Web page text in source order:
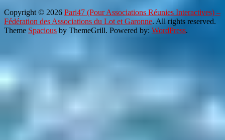
Copyright © 2026 Pari47 (Pour Associations Réunies Interactives) –
Fédération des Associations du Lot et Garonne. All rights reserved.
Theme Spacious by ThemeGrill. Powered by: WordPress.